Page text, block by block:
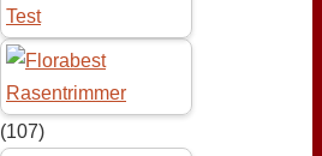
Test
(107)